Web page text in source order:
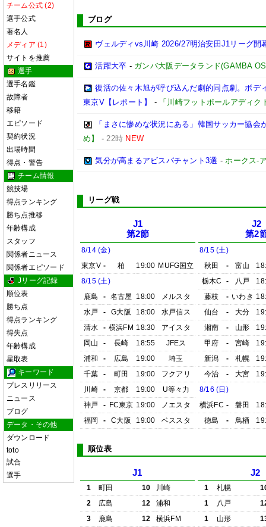
チーム公式 (2)
選手公式
著名人
メディア (1)
サイトを推薦
選手
選手名鑑
故障者
移籍
エピソード
契約状況
出場時間
得点・警告
チーム情報
競技場
得点ランキング
勝ち点推移
年齢構成
スタッフ
関係者ニュース
関係者エピソード
Jリーグ記録
順位表
勝ち点
得点ランキング
得失点
年齢構成
星取表
キーワード
プレスリリース
ニュース
ブログ
データ・その他
ダウンロード
toto
試合
選手
ブログ
ヴェルディvs川崎 2026/27明治安田J1リーグ開
活躍大卒 - ガンバ大阪データランド(GAMBA
復活の佐々木旭が呼び込んだ劇的同点劇。ボ
東京V【レポート】
- 「川崎フットボールアディク
「まさに惨めな状況にある」韓国サッカー協会
め】
-22時 NEW
気分が高まるアビスパチャント3選 -ホークス-
リーグ戦
J1
第2節
8/14 (金)
東京V - 柏 19:00 MUFG国立
8/15 (土)
鹿島
- 名古屋 18:00
メルスタ
水戸
- G大阪 18:00
水戸信ス
清水
- 横浜FM 18:30
アイスタ
岡山
- 長崎 18:55
JFEス
浦和
- 広島 19:00
埼玉
千葉
- 町田 19:00
フクアリ
川崎
- 京都 19:00
U等々力
神戸
- FC東京 19:00
ノエスタ
福岡
- C大阪 19:00 ベススタ
J2
第2
8/15 (土)
秋田
- 富山
栃木C
- 八戸
藤枝
- いわき
仙台
- 大分
湘南
- 山形
甲府
- 宮崎
新潟
- 札幌
今治
- 大宮
8/16 (日)
横浜FC - 磐田
徳島
- 鳥栖
順位表
J1
1 町田 10
川崎
2
広島 12
浦和
3
鹿島 12
横浜FM
J2
1 札幌
1
八戸
1
山形